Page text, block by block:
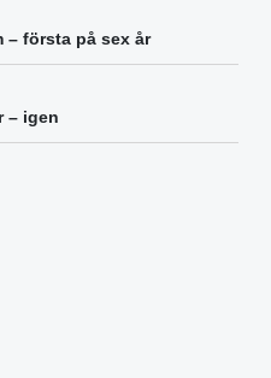
– första på sex år
– igen